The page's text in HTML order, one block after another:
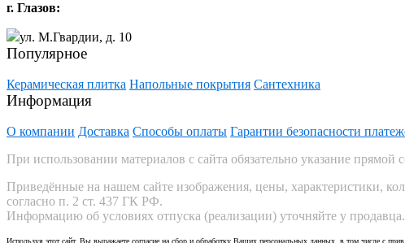
г. Глазов:
ул. М.Гвардии, д. 10
Популярное
Керамическая плитка Напольные покрытия Сантехника
Информация
О компании Доставка Способы оплаты Гарантии безопасности
При использовании материалов с сайта обязательно указание прямой
Приведённые на нашем сайте изображения, цены, характеристики,
согласно п. 2 ст. 437 ГК РФ.
Информацию об условиях отпуска (реализации) уточняйте у продавца.
Используя этот сайт, Вы выражаете согласие на сбор и обработку Ваших персональных данных, в том числе с